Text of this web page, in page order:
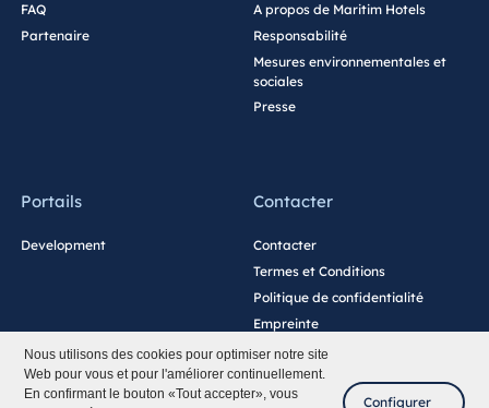
Nous utilisons des cookies pour optimiser notre site
Web pour vous et pour l'améliorer continuellement.
En confirmant le bouton «Tout accepter», vous
Configurer
FAQ
Partenaire
A propos de Maritim Hotels
Responsabilité
Mesures environnementales et
sociales
Presse
Portails
Development
Contacter
Contacter
Termes et Conditions
Politique de confidentialité
Empreinte
Paramètres des cookies